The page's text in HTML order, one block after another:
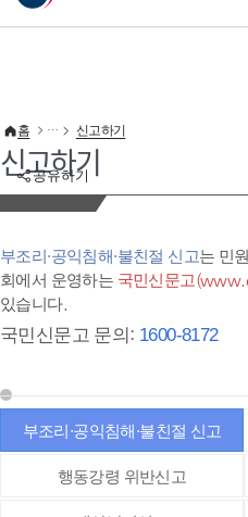
이 누리집은 대한민국 공식 전자정부 누리집입
공유하기
홈 신고하기
신고하기
부조리·공익침해·불친절 신고는 민
회에서 운영하는 국민신문고
있습니다.
국민신문고 문의: 1600-8172
부조리·공익침해·불친절 신고
행동강령 위반신고